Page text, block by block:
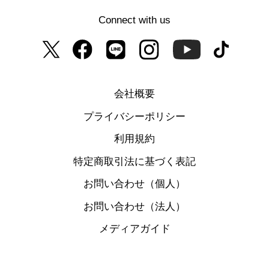
Connect with us
会社概要
プライバシーポリシー
利用規約
特定商取引法に基づく表記
お問い合わせ（個人）
お問い合わせ（法人）
メディアガイド